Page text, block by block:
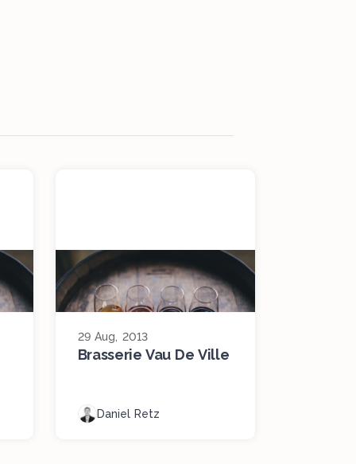
29 Aug, 2013
Brasserie Vau De Ville
Daniel Retz